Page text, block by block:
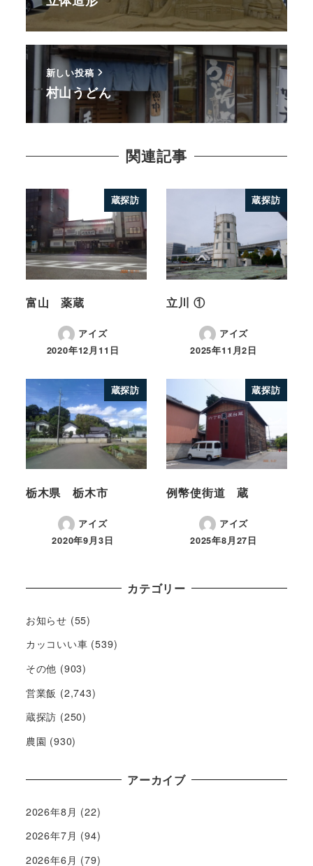
新しい投稿
村山うどん
関連記事
蔵探訪
富山 薬蔵
アイズ
2020年12月11日
蔵探訪
立川 ①
アイズ
2025年11月2日
蔵探訪
栃木県 栃木市
アイズ
2020年9月3日
蔵探訪
例幣使街道 蔵
アイズ
2025年8月27日
カテゴリー
お知らせ (55)
カッコいい車 (539)
その他 (903)
営業飯 (2,743)
蔵探訪 (250)
農園 (930)
アーカイブ
2026年8月 (22)
2026年7月 (94)
2026年6月 (79)